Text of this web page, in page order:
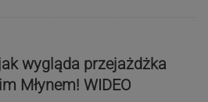
wygląda przejażdżka
Młynem! WIDEO